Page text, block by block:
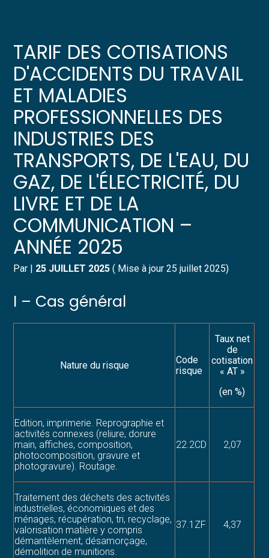
Gérer votre quotidien
Piloter votre entreprise
Développer votre entreprise
Construire votre patrimoine
Structurer votre croissance
Être prêt pour la facturation
électronique
Suivre votre comptabilité
Gérer vos ressources humaines
Dématérialiser vos documents
TARIF DES COTISATIONS
D'ACCIDENTS DU TRAVAIL
ET MALADIES
PROFESSIONNELLES DES
INDUSTRIES DES
TRANSPORTS, DE L'EAU, DU
GAZ, DE L'ÉLECTRICITÉ, DU
LIVRE ET DE LA
COMMUNICATION –
ANNÉE 2025
Par | 25 JUILLET 2025 ( Mise à jour 25 juillet 2025)
I – Cas général
Nature du risque
Code
risque
Taux net
de
cotisation
« AT »
(en %)
Edition, imprimerie. Reprographie et
activités connexes (reliure, dorure
main, affiches, composition,
photocomposition, gravure et
photogravure). Routage.
22.2CD 2,07
Traitement des déchets des activités
industrielles, économiques et des
ménages, récupération, tri, recyclage,
valorisation matière y compris
démantèlement, désamorçage,
démolition de munitions.
37.1ZF 4,37